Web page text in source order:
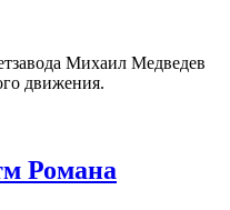
Михаил Медведев
движения.
Романа